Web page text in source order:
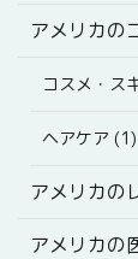
アメリカの
コスメ・ス
ヘアケア (1)
アメリカの
アメリカの